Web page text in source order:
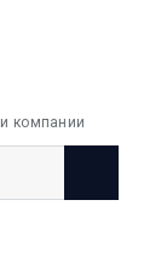
компании